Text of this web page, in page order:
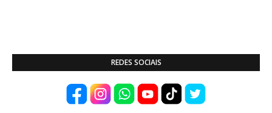
REDES SOCIAIS